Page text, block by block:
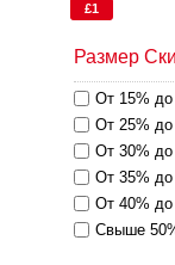
£1
Размер
От 15% до
От 25% до
От 30% до
От 35% до
От 40% до
Свыше